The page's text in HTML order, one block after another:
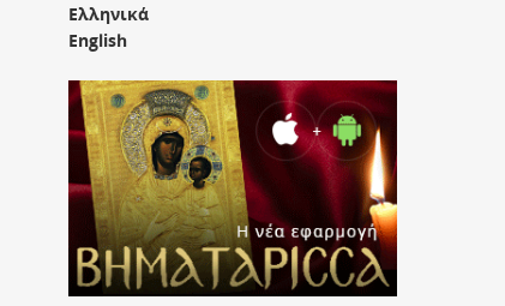
Ελληνικά
English